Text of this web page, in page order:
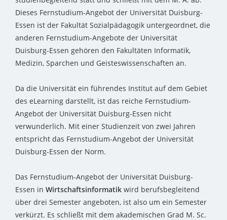
Dieses Fernstudium-Angebot der Universität Duisburg-
Essen ist der Fakultät Sozialpädagogik untergeordnet, die
anderen Fernstudium-Angebote der Universität
Duisburg-Essen gehören den Fakultäten Informatik,
Medizin, Sparchen und Geisteswissenschaften an.
Da die Universität ein führendes Institut auf dem Gebiet
des eLearning darstellt, ist das reiche Fernstudium-
Angebot der Universität Duisburg-Essen nicht
verwunderlich. Mit einer Studienzeit von zwei Jahren
entspricht das Fernstudium-Angebot der Universität
Duisburg-Essen der Norm.
Das Fernstudium-Angebot der Universität Duisburg-
Essen in Wirtschaftsinformatik wird berufsbegleitend
über drei Semester angeboten, ist also um ein Semester
verkürzt. Es schließt mit dem akademischen Grad M. Sc.